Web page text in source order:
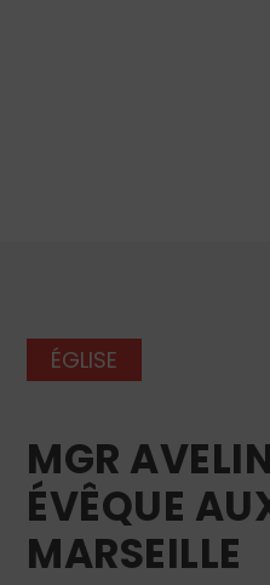
ÉGLISE
MGR
ÉVÊQUE
MARSEILLE